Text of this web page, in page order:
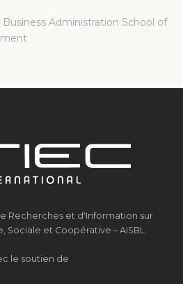
Administration School of
Recherches et d'Information sur
Sociale et Coopérative – AISBL
le soutien de